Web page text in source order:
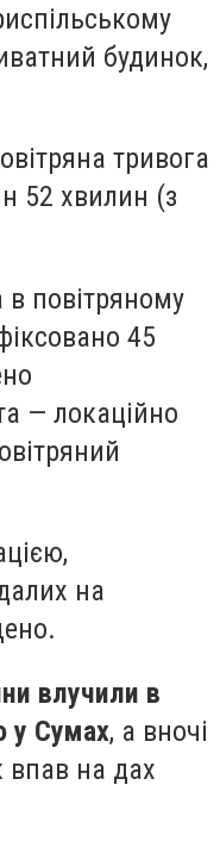
будинок,
тривога
52 хвилин (з
в повітряному
45
— локаційно
на
влучили в
у Сумах, а вночі
впав на дах